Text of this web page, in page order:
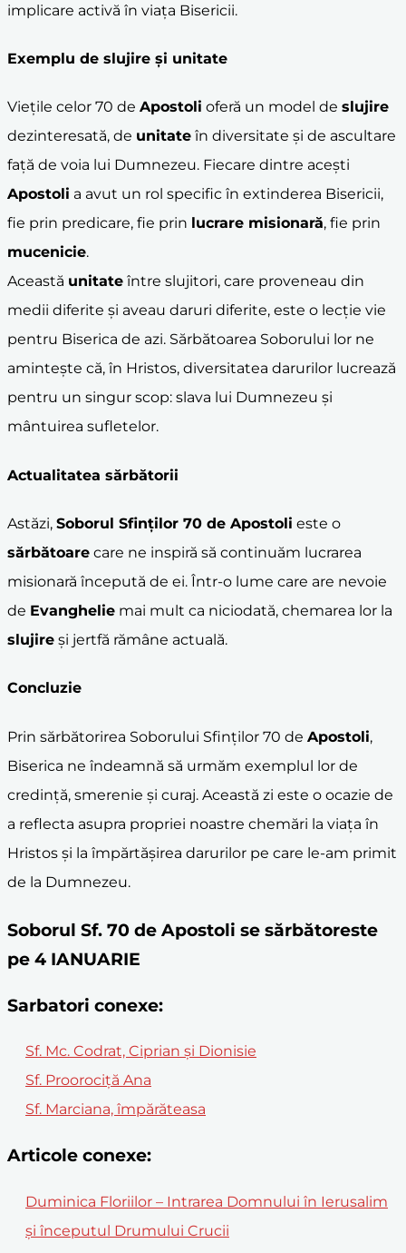
implicare activă în viața Bisericii.
Exemplu de slujire și unitate
Viețile celor 70 de Apostoli oferă un model de slujire
dezinteresată, de unitate în diversitate și de ascultare
față de voia lui Dumnezeu. Fiecare dintre acești
Apostoli a avut un rol specific în extinderea Bisericii,
fie prin predicare, fie prin lucrare misionară, fie prin
mucenicie.
Această unitate între slujitori, care proveneau din
medii diferite și aveau daruri diferite, este o lecție vie
pentru Biserica de azi. Sărbătoarea Soborului lor ne
amintește că, în Hristos, diversitatea darurilor lucrează
pentru un singur scop: slava lui Dumnezeu și
mântuirea sufletelor.
Actualitatea sărbătorii
Astăzi, Soborul Sfinților 70 de Apostoli este o
sărbătoare care ne inspiră să continuăm lucrarea
misionară începută de ei. Într-o lume care are nevoie
de Evanghelie mai mult ca niciodată, chemarea lor la
slujire și jertfă rămâne actuală.
Concluzie
Prin sărbătorirea Soborului Sfinților 70 de Apostoli,
Biserica ne îndeamnă să urmăm exemplul lor de
credință, smerenie și curaj. Această zi este o ocazie de
a reflecta asupra propriei noastre chemări la viața în
Hristos și la împărtășirea darurilor pe care le-am primit
de la Dumnezeu.
Soborul Sf. 70 de Apostoli se sărbătoreste
pe 4 IANUARIE
Sarbatori conexe:
Sf. Mc. Codrat, Ciprian şi Dionisie
Sf. Proorociţă Ana
Sf. Marciana, împărăteasa
Articole conexe:
Duminica Floriilor – Intrarea Domnului în Ierusalim
și începutul Drumului Crucii